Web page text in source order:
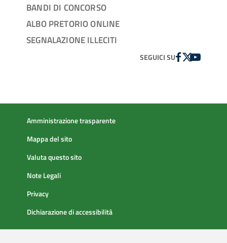
BANDI DI CONCORSO
ALBO PRETORIO ONLINE
SEGNALAZIONE ILLECITI
SEGUICI SUFACEBOOK
TWITTER
YOUTUBE
Amministrazione trasparente
Mappa del sito
Valuta questo sito
Note Legali
Privacy
Dichiarazione di accessibilità